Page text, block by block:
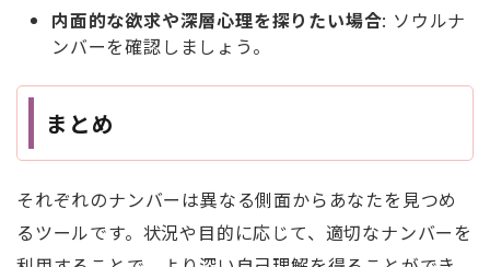
内面的な欲求や深層心理を探りたい場合: ソウルナ
ンバーを確認しましょう。
まとめ
それぞれのナンバーは異なる側面からあなたを見つめ
るツールです。状況や目的に応じて、適切なナンバーを